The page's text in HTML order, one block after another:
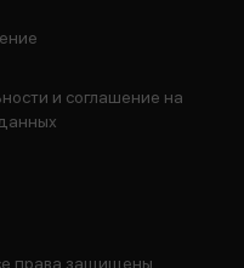
и соглашение на
права защищены.